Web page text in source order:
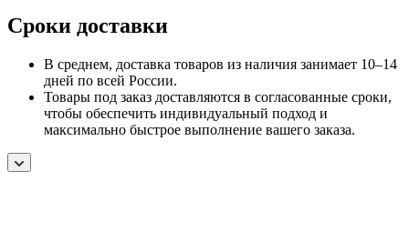
Сроки доставки
В среднем, доставка товаров из наличия занимает 10–14
дней по всей России.
Товары под заказ доставляются в согласованные сроки,
чтобы обеспечить индивидуальный подход и
максимально быстрое выполнение вашего заказа.